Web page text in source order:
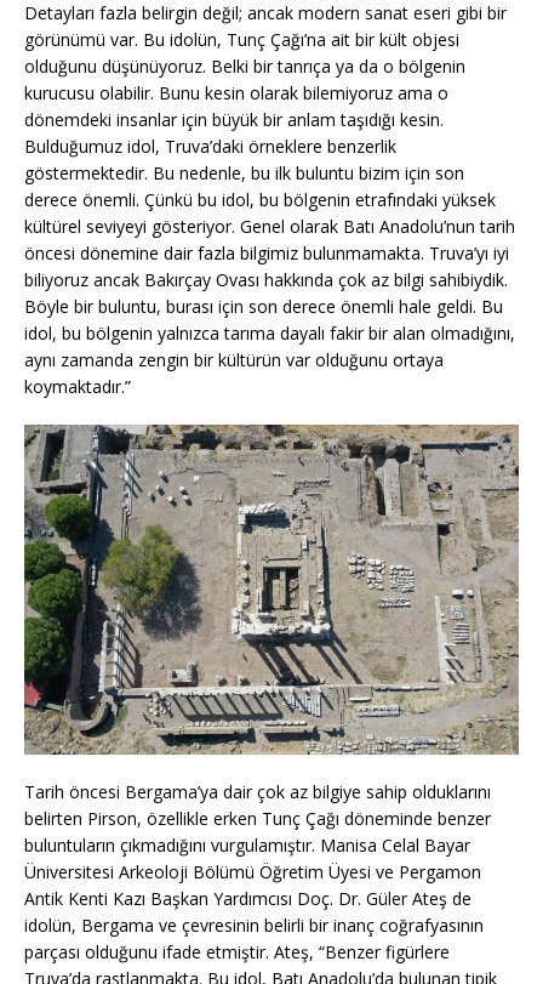
Detayları fazla belirgin değil; ancak modern sanat eseri gibi bir
görünümü var. Bu idolün, Tunç Çağı’na ait bir kült objesi
olduğunu düşünüyoruz. Belki bir tanrıça ya da o bölgenin
kurucusu olabilir. Bunu kesin olarak bilemiyoruz ama o
dönemdeki insanlar için büyük bir anlam taşıdığı kesin.
Bulduğumuz idol, Truva’daki örneklere benzerlik
göstermektedir. Bu nedenle, bu ilk buluntu bizim için son
derece önemli. Çünkü bu idol, bu bölgenin etrafındaki yüksek
kültürel seviyeyi gösteriyor. Genel olarak Batı Anadolu’nun tarih
öncesi dönemine dair fazla bilgimiz bulunmamakta. Truva’yı iyi
biliyoruz ancak Bakırçay Ovası hakkında çok az bilgi sahibiydik.
Böyle bir buluntu, burası için son derece önemli hale geldi. Bu
idol, bu bölgenin yalnızca tarıma dayalı fakir bir alan olmadığını,
aynı zamanda zengin bir kültürün var olduğunu ortaya
koymaktadır.”
Tarih öncesi Bergama’ya dair çok az bilgiye sahip olduklarını
belirten Pirson, özellikle erken Tunç Çağı döneminde benzer
buluntuların çıkmadığını vurgulamıştır. Manisa Celal Bayar
Üniversitesi Arkeoloji Bölümü Öğretim Üyesi ve Pergamon
Antik Kenti Kazı Başkan Yardımcısı Doç. Dr. Güler Ateş de
idolün, Bergama ve çevresinin belirli bir inanç coğrafyasının
parçası olduğunu ifade etmiştir. Ateş, “Benzer figürlere
Truva’da rastlanmakta. Bu idol, Batı Anadolu’da bulunan tipik